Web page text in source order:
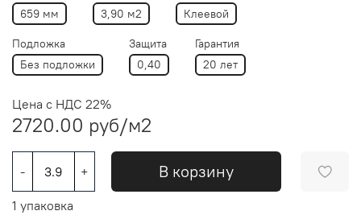
659 мм
3,90 м2
Клеевой
Подложка
Без подложки
Защита
0,40
Гарантия
20 лет
Цена с НДС 22%
2720.00 руб/м2
- + В корзину
1 упаковка